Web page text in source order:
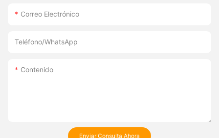
Correo Electrónico
Teléfono/WhatsApp
Contenido
Enviar Consulta Ahora